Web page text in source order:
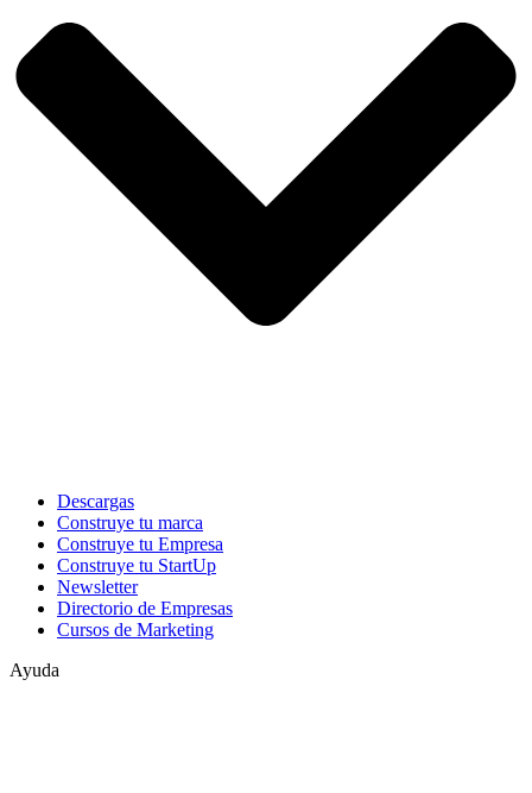
Descargas
Construye tu marca
Construye tu Empresa
Construye tu StartUp
Newsletter
Directorio de Empresas
Cursos de Marketing
Ayuda